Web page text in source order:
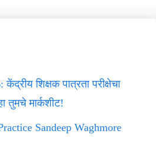
शिक्षक पात्रता परीक्षेचा
तुमचे मार्कशीट!
Sandeep Waghmore